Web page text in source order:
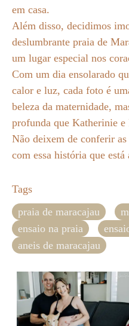
em casa.
Além disso, decidimos
deslumbrante praia de
um lugar especial nos
Com um dia ensolarado
calor e luz, cada foto é
beleza da maternidade,
profunda que Katherinie
Não deixem de conferir
com essa história que
Tags
praia de maracajau
ensaio na praia
aneis de maracajau